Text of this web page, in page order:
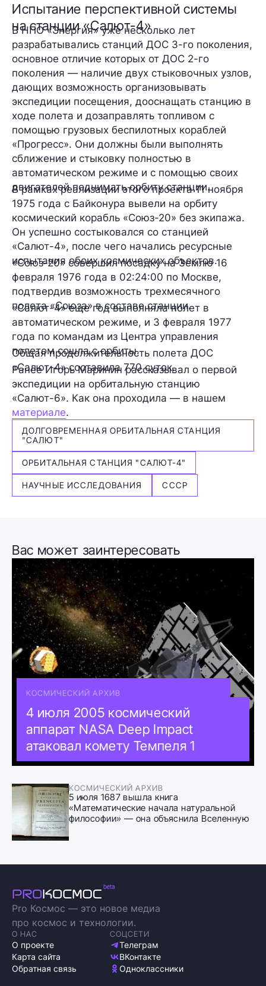
Испытание перспективной системы
на станции «Салют-4»
В НПО «Энергия» уже несколько лет
разрабатывались станций ДОС 3-го поколения,
основное отличие которых от ДОС 2-го
поколения — наличие двух стыковочных узлов,
дающих возможность организовывать
экспедиции посещения, дооснащать станцию в
ходе полета и дозаправлять топливом с
помощью грузовых беспилотных кораблей
«Прогресс». Они должны были выполнять
сближение и стыковку полностью в
автоматическом режиме и с помощью своих
двигателей поднимать орбиту станции.
В рамках реализации этого проекта 11 ноября
1975 года с Байконура вывели на орбиту
космический корабль «Союз-20» без экипажа.
Он успешно состыковался со станцией
«Салют-4», после чего начались ресурсные
испытания обоих космических объектов.
«Союз-20» совершил посадку на Землю 16
февраля 1976 года в 02:24:00 по Москве,
подтвердив возможность трехмесячного
полета «Союза» в составе станции.
«Салют-4» еще год выполняла полет в
автоматическом режиме, и 3 февраля 1977
года по командам из Центра управления
полетом сошла с орбиты.
Общая продолжительность полета ДОС
«Салют-4» составила 770 суток.
Ранее Игорь Маринин рассказывал о первой
экспедиции на орбитальную станцию
«Салют-6». Как она проходила — в нашем
материале.
ДОЛГОВРЕМЕННАЯ ОРБИТАЛЬНАЯ СТАНЦИЯ
"САЛЮТ"
ОРБИТАЛЬНАЯ СТАНЦИЯ "САЛЮТ-4"
НАУЧНЫЕ ИССЛЕДОВАНИЯ СССР
Вас может заинтересовать
КОСМИЧЕСКИЙ АРХИВ
4 июля 2005 космический
аппарат NASA Deep Impact
атаковал комету Темпеля 1
КОСМИЧЕСКИЙ АРХИВ
5 июля 1687 вышла книга
«Математические начала натуральной
философии» — она объяснила Вселенную
Pro Космос — это новое медиа
про космос и технологии.
О НАС
О проекте
Карта сайта
Обратная связь
СОЦСЕТИ
Телеграм
ВКонтакте
Одноклассники